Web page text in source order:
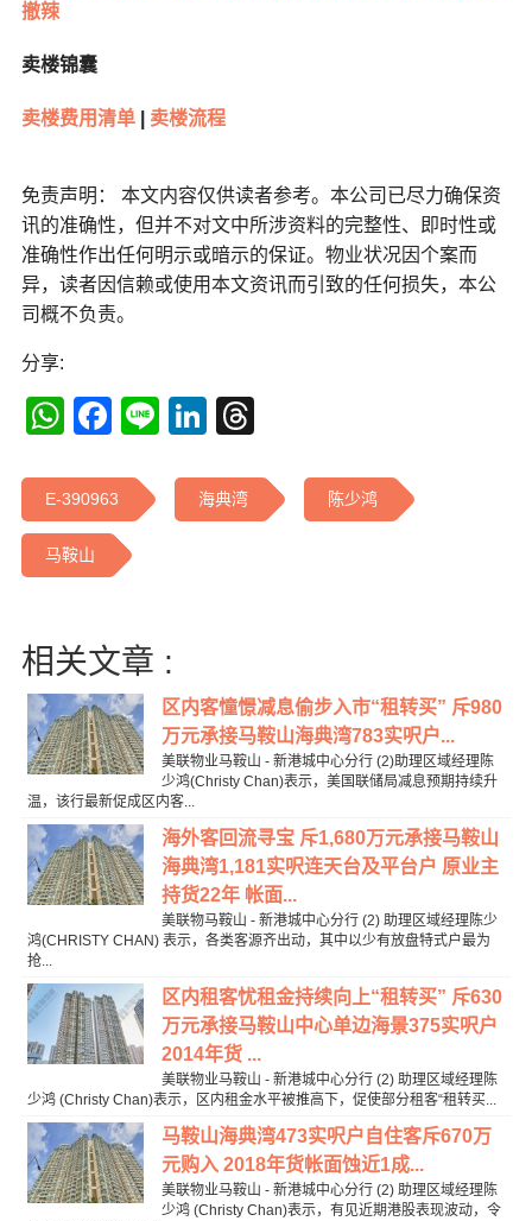
撤辣
卖楼锦囊
卖楼费用清单| 卖楼流程
免责声明： 本文内容仅供读者参考。本公司已尽力确保资
讯的准确性，但并不对文中所涉资料的完整性、即时性或
准确性作出任何明示或暗示的保证。物业状况因个案而
异，读者因信赖或使用本文资讯而引致的任何损失，本公
司概不负责。
分享:
WhatsApp
Facebook
LineLinkedIn
E-390963 海典湾 陈少鸿
马鞍山
相关文章 :
区内客憧憬减息偷步入市“租转买” 斥980
万元承接马鞍山海典湾783实呎户...
美联物业马鞍山 - 新港城中心分行 (2)助理区域经理陈
少鸿(Christy Chan)表示，美国联储局减息预期持续升
温，该行最新促成区内客...
海外客回流寻宝 斥1,680万元承接马鞍山
海典湾1,181实呎连天台及平台户 原业主
持货22年 帐面...
美联物马鞍山 - 新港城中心分行 (2) 助理区域经理陈少
鸿(CHRISTY CHAN) 表示，各类客源齐出动，其中以少有放盘特式户最为
抢...
区内租客忧租金持续向上“租转买” 斥630
万元承接马鞍山中心单边海景375实呎户
2014年货 ...
美联物业马鞍山 - 新港城中心分行 (2) 助理区域经理陈
少鸿 (Christy Chan)表示，区内租金水平被推高下，促使部分租客“租转买...
马鞍山海典湾473实呎户自住客斥670万
元购入 2018年货帐面蚀近1成...
美联物业马鞍山 - 新港城中心分行 (2) 助理区域经理陈
少鸿 (Christy Chan)表示，有见近期港股表现波动，令